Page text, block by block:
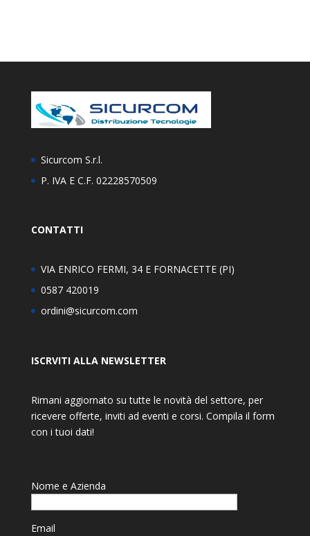
Sicurcom S.r.l.
P. IVA E C.F. 02228570509
CONTATTI
VIA ENRICO FERMI, 34 E FORNACETTE (PI)
0587 420019
ordini@sicurcom.com
ISCRVITI ALLA NEWSLETTER
Rimani aggiornato su tutte le novità del settore, per
ricevere offerte, inviti ad eventi e corsi. Compila il form
con i tuoi dati!
Nome e Azienda
Email